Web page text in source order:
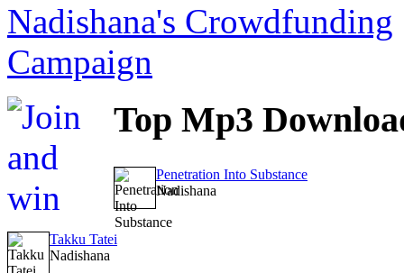
Nadishana's Crowdfunding
Campaign
Top Mp3
Penetration Into Substance
Nadishana
Takku Tatei
Nadishana